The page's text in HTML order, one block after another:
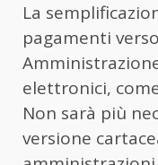
La
pagamenti
elettronici,
Non sarà più
versione